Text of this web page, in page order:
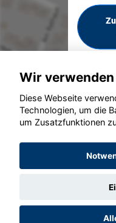
©
Wir
Diese Webseite
Technologien, um die
um Zusatzfunktionen